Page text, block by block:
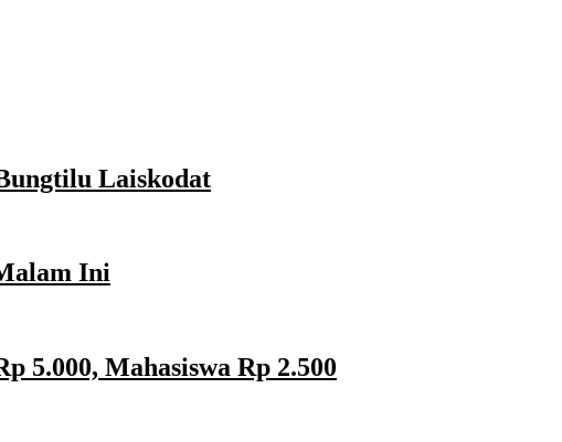
Laiskodat
Ini
5.000, Mahasiswa Rp 2.500